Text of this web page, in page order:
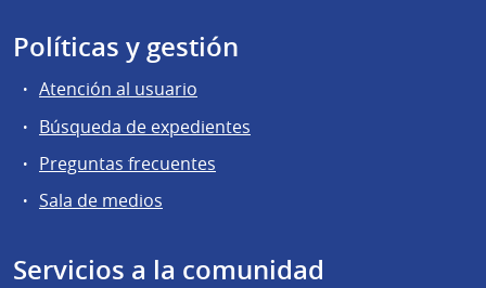
Políticas y gestión
Atención al usuario
Búsqueda de expedientes
Preguntas frecuentes
Sala de medios
Servicios a la comunidad